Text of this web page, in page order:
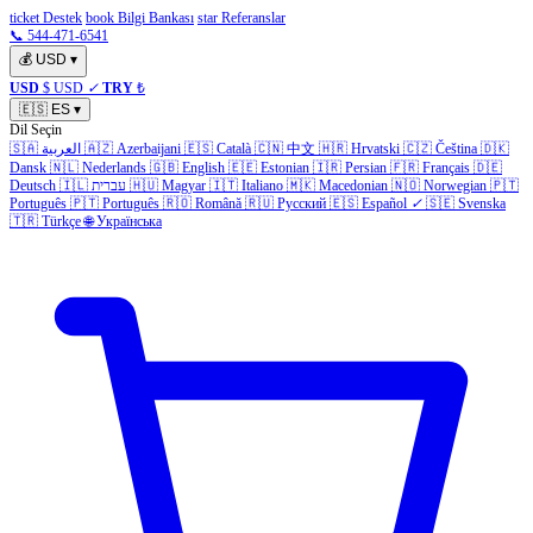
ticket Destek book Bilgi Bankası star Referanslar
📞 544-471-6541
💰 USD ▾
USD $ USD ✓ TRY ₺
🇪🇸 ES ▾
Dil Seçin
🇸🇦 العربية 🇦🇿 Azerbaijani 🇪🇸 Català 🇨🇳 中文 🇭🇷 Hrvatski 🇨🇿 Čeština 🇩🇰
Dansk 🇳🇱 Nederlands 🇬🇧 English 🇪🇪 Estonian 🇮🇷 Persian 🇫🇷 Français 🇩🇪
Deutsch 🇮🇱 עברית 🇭🇺 Magyar 🇮🇹 Italiano 🇲🇰 Macedonian 🇳🇴 Norwegian 🇵🇹
Português 🇵🇹 Português 🇷🇴 Română 🇷🇺 Русский 🇪🇸 Español ✓ 🇸🇪 Svenska
🇹🇷 Türkçe 🌐 Українська